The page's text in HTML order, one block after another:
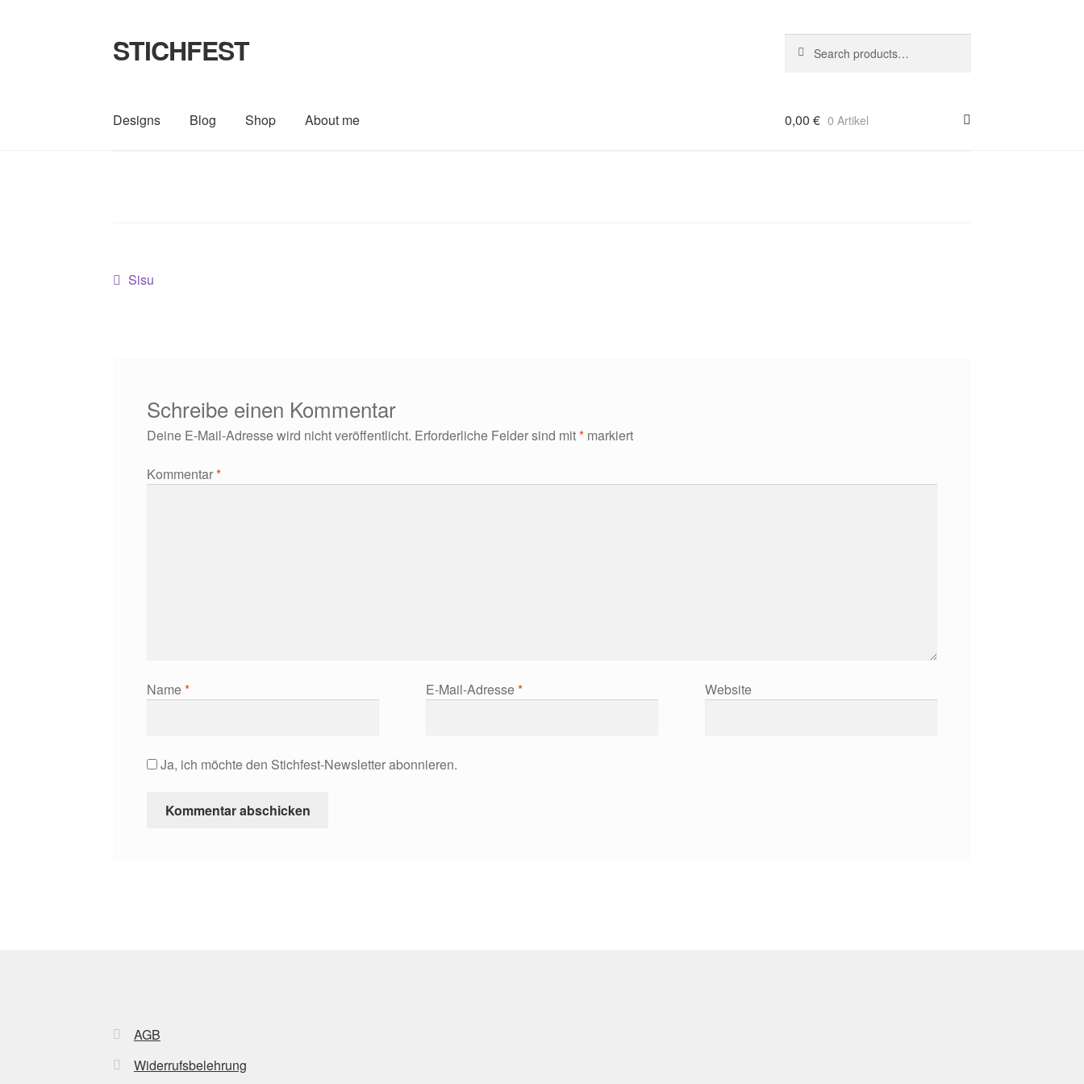
Zur
Navigation
Zum
Inhalt
STICHFEST
nach:
Designs Blog Shop About me 0,00 € 0 Artikel
Beitragsnavigation
Vorheriger
Sisu
Schreibe einen Kommentar
Deine E-Mail-Adresse wird nicht veröffentlicht. Erforderliche Felder sind mit*markiert
Kommentar*
Name* E-Mail-Adresse* Website
Ja, ich möchte den Stichfest-Newsletter abonnieren.
AGB
Widerrufsbelehrung